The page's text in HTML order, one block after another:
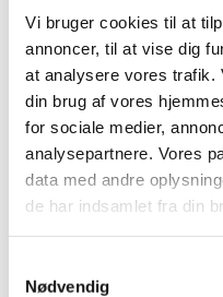
Vi bruger cookies til at
annoncer, til at vise dig
at analysere vores trafik.
din brug af vores
for sociale medier,
analysepartnere. Vores
data med andre
de har indsamlet fra din
Nødvendig
Bedre adgang til
for monitorer og
|1. juli 2016|
Lægemiddelstyrelsens
til at indhente
Forventet mangel på
vil være mangel på